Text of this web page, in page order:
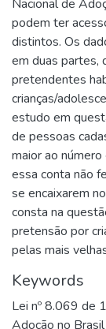
Nacional de
podem ter
distintos. Os
em duas partes,
pretendentes
crianças/
estudo em
de pessoas
maior ao
essa conta não
se encaixarem
consta na
pretensão por
pelas mais
Keywords
Lei nº 8.069 de
Adoção no Brasil